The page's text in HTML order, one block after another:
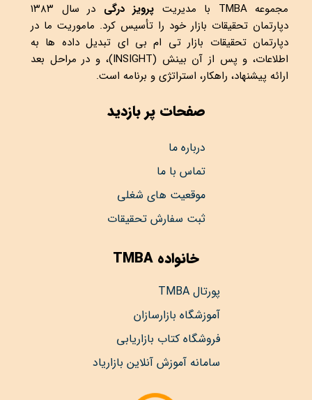
مجموعهTMBA با مدیریت پرویز درگی
در سال ۱۳۸۳
دپارتمان تحقیقات بازار خود را تأسیس کرد. ماموریت ما در
دپارتمان تحقیقات بازار تی ام بی ای تبدیل داده ها به
اطلاعات، و پس از آن بینش (INSIGHT)، و در مراحل بعد
ارائه پیشنهاد، راهکار، استراتژی و برنامه است.
صفحات پر بازدید
درباره ما
تماس با ما
موقعیت های شغلی
ثبت سفارش تحقیقات
خانواده TMBA
پورتال TMBA
آموزشگاه بازارسازان
فروشگاه کتاب بازاریابی
سامانه آموزش آنلاین بازاریاد